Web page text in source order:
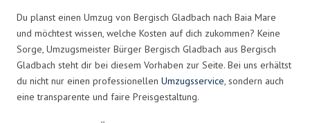
Du planst einen Umzug von Bergisch Gladbach nach Baia Mare
und möchtest wissen, welche Kosten auf dich zukommen? Keine
Sorge, Umzugsmeister Bürger Bergisch Gladbach aus Bergisch
Gladbach steht dir bei diesem Vorhaben zur Seite. Bei uns erhältst
du nicht nur einen professionellen Umzugsservice, sondern auch
eine transparente und faire Preisgestaltung.